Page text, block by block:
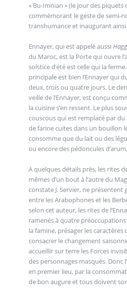
« Bu-Imnian » (le jour des piquets
commémorant le geste de semi-
transhumance et inaugurant
Ennayer, qui est appelé aussi
du Maroc, est la Porte qui ouvre
solstice d’été est celle qui la
principale est bien l’Ennayer qui
deux, trois ou quatre jours. Le
veille de l’Ennayer, est conçu
la cuisine s’en ressent. Le plus
couscous qui est remplacé par du
de farine cuites dans un bouillon
consomme que du lait ou des
ou encore des pédoncules
A quelques détails près, les rites
mêmes d’un bout à l’autre du
constate J. Servier, ne présentent
entre les Arabophones et les
selon cet auteur, les rites de
ramenés à quatre
la famine, présager les caractères
consacrer le changement
accueillir sur terre les Forces
des personnages masqués. Donc
en premier lieu, par la
de bon augure et tous doivent